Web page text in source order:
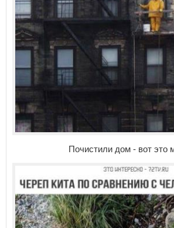
Почистили дом - вот это